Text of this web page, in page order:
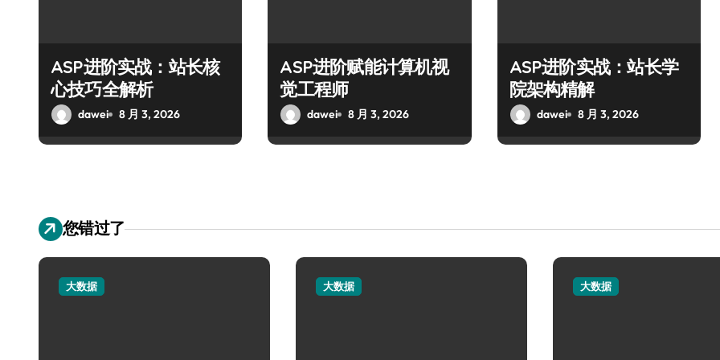
ASP进阶实战：站长核
心技巧全解析
dawei 8 月 3, 2026
ASP进阶赋能计算机视
觉工程师
dawei 8 月 3, 2026
ASP进阶实战：站长学
院架构精解
dawei 8 月 3, 2026
您错过了
大数据 大数据 大数据